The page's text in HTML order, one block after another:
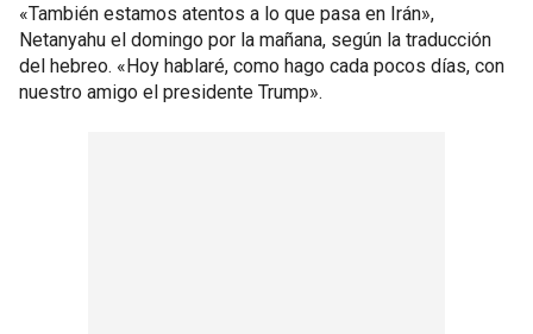
«También estamos atentos a lo que pasa en Irán»,
Netanyahu el domingo por la mañana, según la traducción
del hebreo. «Hoy hablaré, como hago cada pocos días, con
nuestro amigo el presidente Trump».